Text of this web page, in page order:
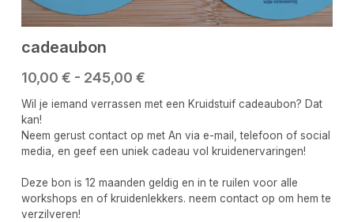
cadeaubon
10,00 € - 245,00 €
Wil je iemand verrassen met een Kruidstuif cadeaubon? Dat
kan!
Neem gerust contact op met An via e-mail, telefoon of social
media, en geef een uniek cadeau vol kruidenervaringen!
Deze bon is 12 maanden geldig en in te ruilen voor alle
workshops en of kruidenlekkers. neem contact op om hem te
verzilveren!